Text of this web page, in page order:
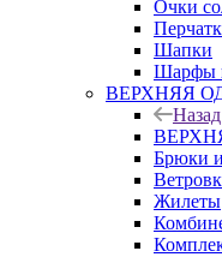
Очки
Шапки
Шарфы
ВЕРХНЯЯ
Назад
Брюки
Жилеты